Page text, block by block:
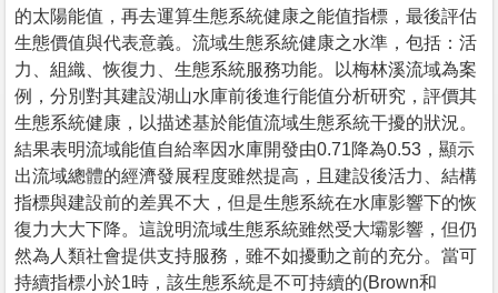
的太陽能值，再去運算生態系統健康之能值指標，最後評估
生態價值與代表意義。流域生態系統健康之水準，包括：活
力、組織、恢復力、生態系統服務功能。以梅林溪流域為案
例，分別對其建設湖山水庫前後進行能值分析研究，評價其
生態系統健康，以描述基於能值流域生態系統干擾的狀況。
結果表明流域能值自給率因水庫開發由0.71降為0.53，顯示
出流域總體的經濟發展程度雖然提高，且建設後活力、結構
指標與建設前的差異不大，但是生態系統在水庫影響下的恢
復力大大下降。這說明流域生態系統雖然受大壩影響，但仍
然為人類社會提供支持服務，雖不如擾動之前的充分。當可
持續指標小於1時，該生態系統是不可持續的(Brown和